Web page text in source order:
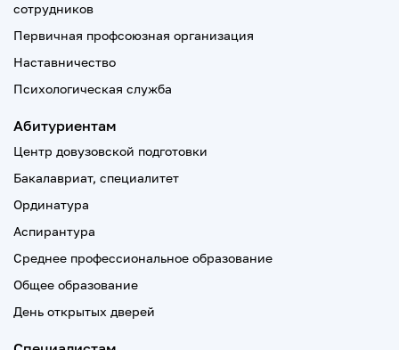
сотрудников
Первичная профсоюзная организация
Наставничество
Психологическая служба
Абитуриентам
Центр довузовской подготовки
Бакалавриат, специалитет
Ординатура
Аспирантура
Среднее профессиональное образование
Общее образование
День открытых дверей